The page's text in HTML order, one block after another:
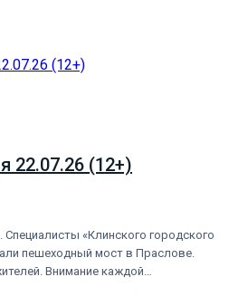
22.07.26 (12+)
«Клинского городского
пешеходный мост в Праслове.
Внимание каждой…